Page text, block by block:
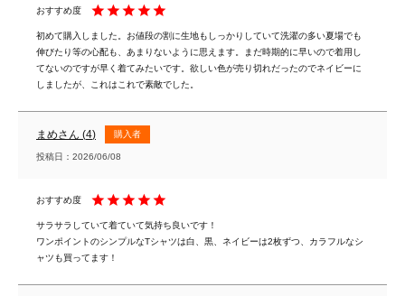
初めて購入しました。お値段の割に生地もしっかりしていて洗濯の多い夏場でも
伸びたり等の心配も、あまりないように思えます。まだ時期的に早いので着用し
てないのですが早く着てみたいです。欲しい色が売り切れだったのでネイビーに
しましたが、これはこれで素敵でした。
まめ 4 購入者
投稿日 2026/06/08
サラサラしていて着ていて気持ち良いです！
ワンポイントのシンプルなTシャツは白、黒、ネイビーは2枚ずつ、カラフルなシ
ャツも買ってます！